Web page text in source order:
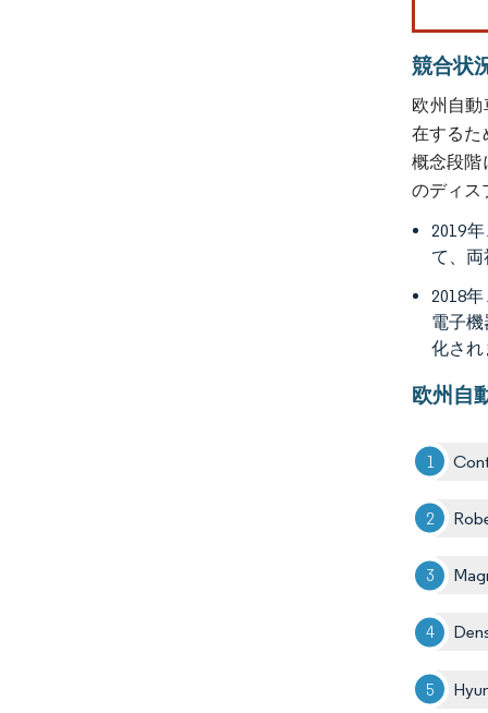
競合状
欧州自動
在するた
概念段階
のディス
2019
て、両
2018
電子
化され
欧州自